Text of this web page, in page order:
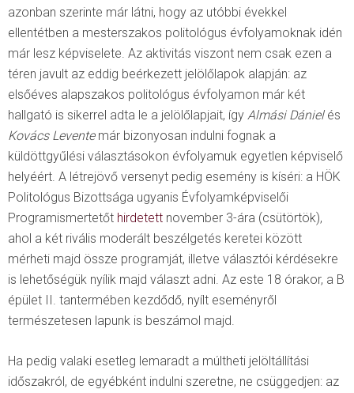
azonban szerinte már látni, hogy az utóbbi évekkel
ellentétben a mesterszakos politológus évfolyamoknak idén
már lesz képviselete. Az aktivitás viszont nem csak ezen a
téren javult az eddig beérkezett jelölőlapok alapján: az
elsőéves alapszakos politológus évfolyamon már két
hallgató is sikerrel adta le a jelölőlapjait, így Almási Dánielés
Kovács Leventemár bizonyosan indulni fognak a
küldöttgyűlési választásokon évfolyamuk egyetlen képviselő
helyéért. A létrejövő versenyt pedig esemény is kíséri: a HÖK
Politológus Bizottsága ugyanis Évfolyamképviselői
Programismertetőt hirdetett november 3-ára (csütörtök),
ahol a két rivális moderált beszélgetés keretei között
mérheti majd össze programját, illetve választói kérdésekre
is lehetőségük nyílik majd választ adni. Az este 18 órakor, a B
épület II. tantermében kezdődő, nyílt eseményről
természetesen lapunk is beszámol majd.
Ha pedig valaki esetleg lemaradt a múltheti jelöltállítási
időszakról, de egyébként indulni szeretne, ne csüggedjen: az